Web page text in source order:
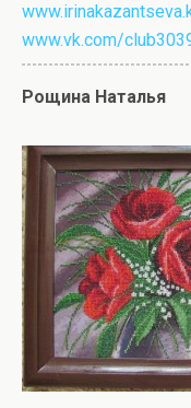
www.vk.com/
Рощина Наталья